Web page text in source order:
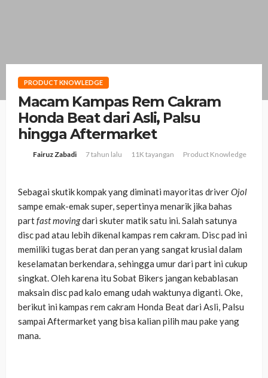
PRODUCT KNOWLEDGE
Macam Kampas Rem Cakram
Honda Beat dari Asli, Palsu
hingga Aftermarket
Fairuz Zabadi 7 tahun lalu 11K tayangan Product Knowledge
Sebagai skutik kompak yang diminati mayoritas driverOjol
sampe emak-emak super, sepertinya menarik jika bahas
partfast movingdari skuter matik satu ini. Salah satunya
disc pad atau lebih dikenal kampas rem cakram. Disc pad ini
memiliki tugas berat dan peran yang sangat krusial dalam
keselamatan berkendara, sehingga umur dari part ini cukup
singkat. Oleh karena itu Sobat Bikers jangan kebablasan
maksain disc pad kalo emang udah waktunya diganti. Oke,
berikut ini kampas rem cakram Honda Beat dari Asli, Palsu
sampai Aftermarket yang bisa kalian pilih mau pake yang
mana.